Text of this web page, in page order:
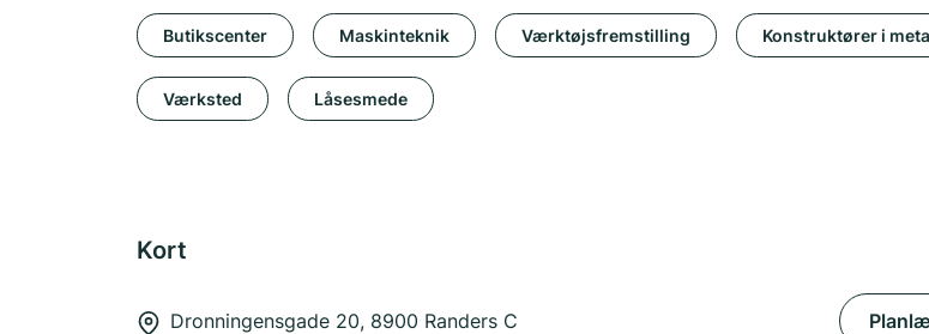
Butikscenter Maskinteknik Værktøjsfremstilling Konstruktører i
Værksted Låsesmede
Kort
Dronningensgade 20, 8900 Randers C